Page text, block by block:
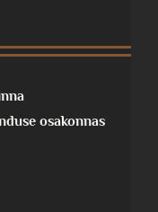
osakonnas